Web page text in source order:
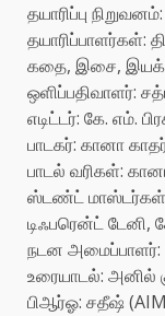
தயாரிப்பு
தயாரிப்பாளர்கள்:
கதை, இசை,
ஒளிப்பதிவாளர்:
எடிட்டர்: கே. எம்.
பாடகர்: கானா
பாடல் வரிகள்:
ஸ்டண்ட் மாஸ்டர்கள்:
டிஃபரென்ட் டேனி,
நடன
உரையாடல்: அனில்
பிஆர்ஓ: சதீஷ்